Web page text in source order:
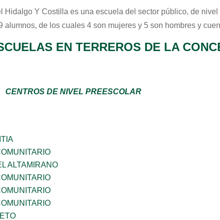
Hidalgo Y Costilla es una escuela del sector público, de
alumnos, de los cuales 4 son mujeres y 5 son hombres y
EN TERREROS DE LA
CENTROS DE NIVEL PREESCOLAR
ALTAMIRANO